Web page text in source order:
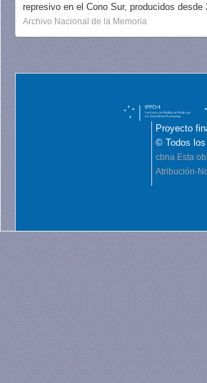
represivo en el Cono Sur, producidos desde
Archivo Nacional de la Memoria
Proyecto
© Todos los
cbna Esta
Atribución-